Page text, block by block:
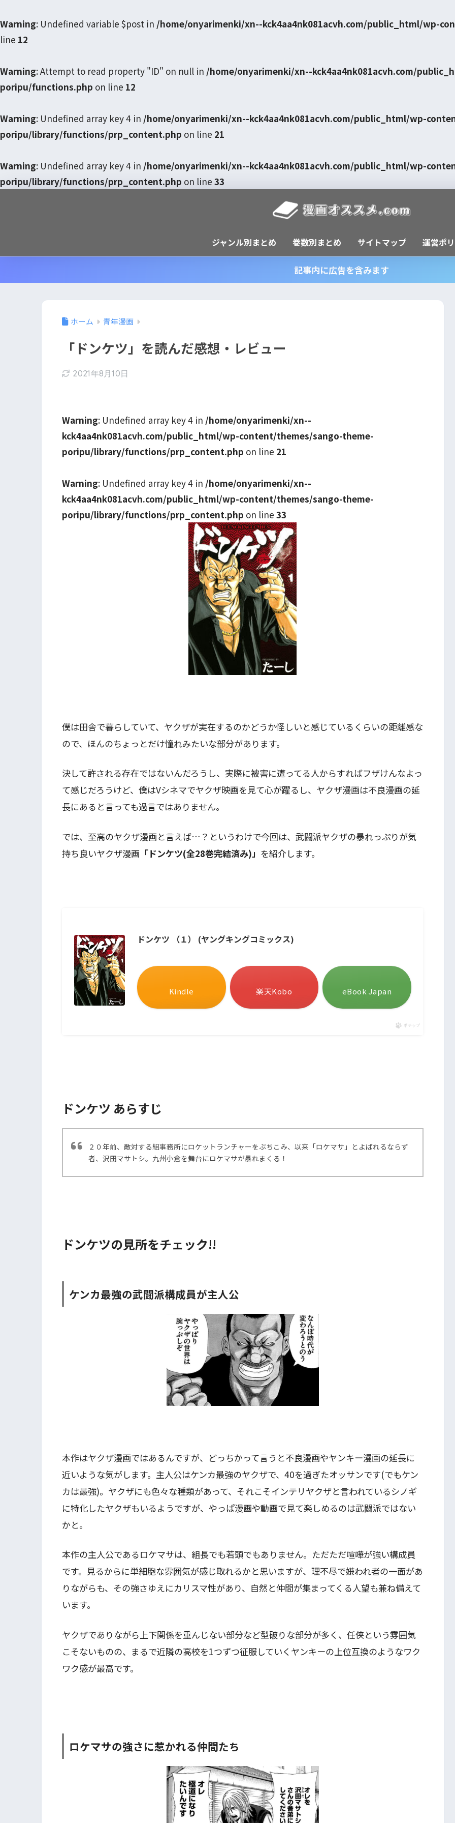
Warning: Undefined variable $post in /home/onyarimenki/xn--kck4aa4nk081acvh.com/public_html/wp-
line 12
Warning: Attempt to read property "ID" on null in /home/onyarimenki/xn--kck4aa4nk081acvh.com/
poripu/functions.php on line 12
Warning: Undefined array key 4 in /home/onyarimenki/xn--kck4aa4nk081acvh.com/public_html/wp-
poripu/library/functions/prp_content.php on line 21
Warning: Undefined array key 4 in /home/onyarimenki/xn--kck4aa4nk081acvh.com/public_html/wp-
poripu/library/functions/prp_content.php on line 33
ジャンル別まとめ 巻数別まとめ サイトマップ 運営ポ
記事内に広告を含みます
ホーム 青年漫画
「ドンケツ」を読んだ感想・レビュー
2021年8月10日
Warning: Undefined array key 4 in /home/onyarimenki/xn--
kck4aa4nk081acvh.com/public_html/wp-content/themes/sango-theme-
poripu/library/functions/prp_content.php on line 21
Warning: Undefined array key 4 in /home/onyarimenki/xn--
kck4aa4nk081acvh.com/public_html/wp-content/themes/sango-theme-
poripu/library/functions/prp_content.php on line 33
僕は田舎で暮らしていて、ヤクザが実在するのかどうか怪しいと感じているくらいの距離感な
ので、ほんのちょっとだけ憧れみたいな部分があります。
決して許される存在ではないんだろうし、実際に被害に遭ってる人からすればフザけんなよっ
て感じだろうけど、僕はVシネマでヤクザ映画を見て心が躍るし、ヤクザ漫画は不良漫画の延
長にあると言っても過言ではありません。
では、至高のヤクザ漫画と言えば…？というわけで今回は、武闘派ヤクザの暴れっぷりが気
持ち良いヤクザ漫画 「ドンケツ(全28巻完結済み)」 を紹介します。
ドンケツ （１） (ヤングキングコミックス)
Kindle 楽天Kobo eBook Japan
ポチップ
ドンケツ あらすじ
２０年前、敵対する組事務所にロケットランチャーをぶちこみ、以来「ロケマサ」とよばれるならず
者、沢田マサトシ。九州小倉を舞台にロケマサが暴れまくる！
ドンケツの見所をチェック!!
ケンカ最強の武闘派構成員が主人公
本作はヤクザ漫画ではあるんですが、どっちかって言うと不良漫画やヤンキー漫画の延長に
近いような気がします。主人公はケンカ最強のヤクザで、40を過ぎたオッサンです(でもケン
カは最強)。ヤクザにも色々な種類があって、それこそインテリヤクザと言われているシノギ
に特化したヤクザもいるようですが、やっぱ漫画や動画で見て楽しめるのは武闘派ではない
かと。
本作の主人公であるロケマサは、組長でも若頭でもありません。ただただ喧嘩が強い構成員
です。見るからに単細胞な雰囲気が感じ取れるかと思いますが、理不尽で嫌われ者の一面があ
りながらも、その強さゆえにカリスマ性があり、自然と仲間が集まってくる人望も兼ね備えて
います。
ヤクザでありながら上下関係を重んじない部分など型破りな部分が多く、任侠という雰囲気
こそないものの、まるで近隣の高校を1つずつ征服していくヤンキーの上位互換のようなワク
ワク感が最高です。
ロケマサの強さに惹かれる仲間たち